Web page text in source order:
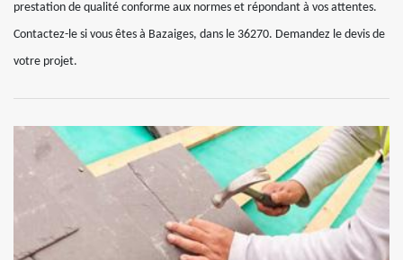
prestation de qualité conforme aux normes et répondant à vos attentes.
Contactez-le si vous êtes à Bazaiges, dans le 36270. Demandez le devis de
votre projet.